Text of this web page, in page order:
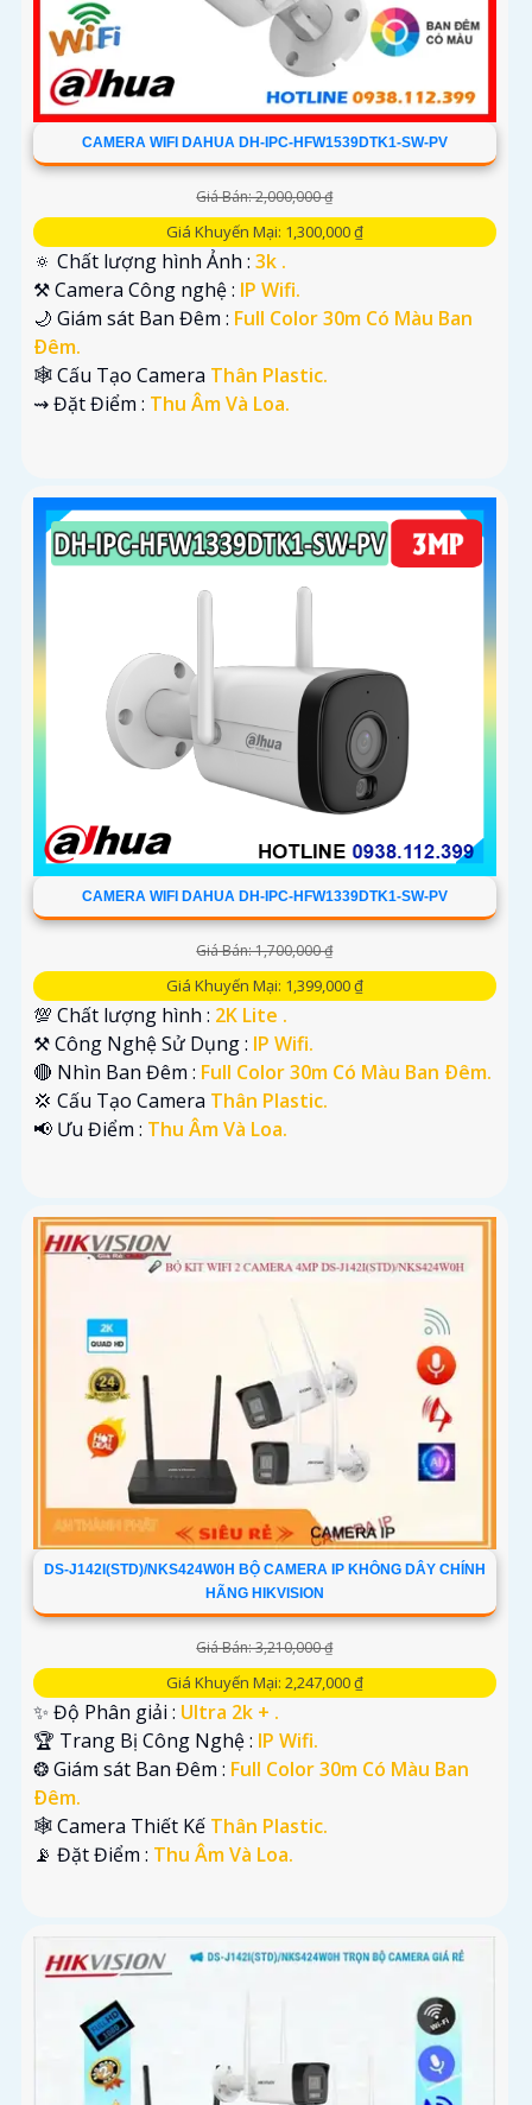
CAMERA WIFI DAHUA DH-IPC-HFW1539DTK1-SW-PV
Giá Bán: 2,000,000 ₫
Giá Khuyến Mại: 1,300,000 ₫
🔅 Chất lượng hình Ảnh : 3k .
⚒ Camera Công nghệ : IP Wifi.
🌙 Giám sát Ban Đêm : Full Color 30m Có Màu Ban
Ðêm.
🕸️ Cấu Tạo Camera Thân Plastic.
️⇝ Đặt Điểm : Thu Âm Và Loa.
CAMERA WIFI DAHUA DH-IPC-HFW1339DTK1-SW-PV
Giá Bán: 1,700,000 ₫
Giá Khuyến Mại: 1,399,000 ₫
💯 Chất lượng hình : 2K Lite .
⚒ Công Nghệ Sử Dụng : IP Wifi.
🔴 Nhìn Ban Đêm : Full Color 30m Có Màu Ban Ðêm.
💢 Cấu Tạo Camera Thân Plastic.
️📢 Ưu Điểm : Thu Âm Và Loa.
DS-J142I(STD)/NKS424W0H BỘ CAMERA IP KHÔNG DÂY CHÍNH
HÃNG HIKVISION
Giá Bán: 3,210,000 ₫
Giá Khuyến Mại: 2,247,000 ₫
✨ Độ Phân giải : Ultra 2k + .
🏆 Trang Bị Công Nghệ : IP Wifi.
❂ Giám sát Ban Đêm : Full Color 30m Có Màu Ban
Ðêm.
🕸️ Camera Thiết Kế Thân Plastic.
️📡 Đặt Điểm : Thu Âm Và Loa.